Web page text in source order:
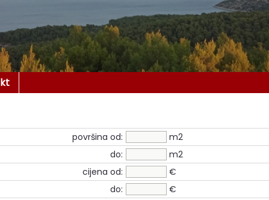
površina od:
m2
do:
m2
cijena od:
€
do:
€